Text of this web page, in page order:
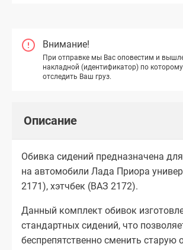
Внимание!
При отправке мы Вас оповестим и
накладной (идентификатор) по
отследить Ваш груз.
Описание
Обивка сидений предназначена
на автомобили Лада Приора
2171), хэтчбек (ВАЗ 2172).
Данный комплект обивок
стандартных сидений, что
беспрепятственно сменить старую